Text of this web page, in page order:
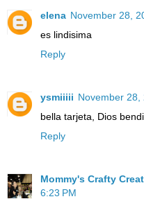
elena November 28,
es lindisima
Reply
ysmiiiii November 28,
bella tarjeta, Dios
Reply
Mommy's Crafty
6:23 PM